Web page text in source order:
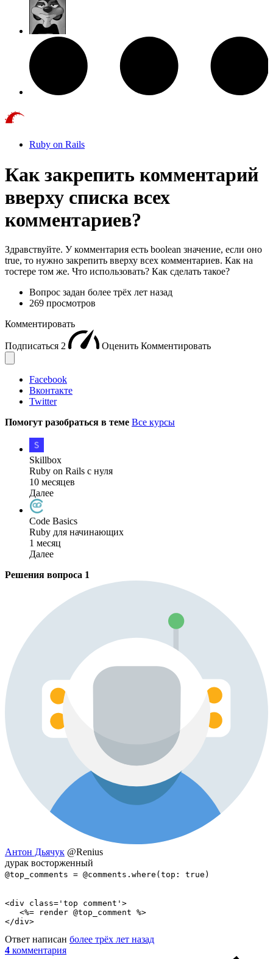
Ruby on Rails
Как закрепить комментарий
вверху списка всех
комментариев?
Здравствуйте. У комментария есть boolean значение, если оно
true, то нужно закрепить вверху всех комментариев. Как на
тостере том же. Что использовать? Как сделать такое?
Вопрос задан более трёх лет назад
269 просмотров
Комментировать
Подписаться 2 Оценить Комментировать
Facebook
Вконтакте
Twitter
Помогут разобраться в теме Все курсы
Skillbox
Ruby on Rails с нуля
10 месяцев
Далее
Code Basics
Ruby для начинающих
1 месяц
Далее
Решения вопроса 1
Антон Дьячук @Renius
дурак восторженный
@top_comments = @comments.where(top: true)
<div class='top comment'>
   <%= render @top_comment %>
</div>
Ответ написан более трёх лет назад
4 комментария